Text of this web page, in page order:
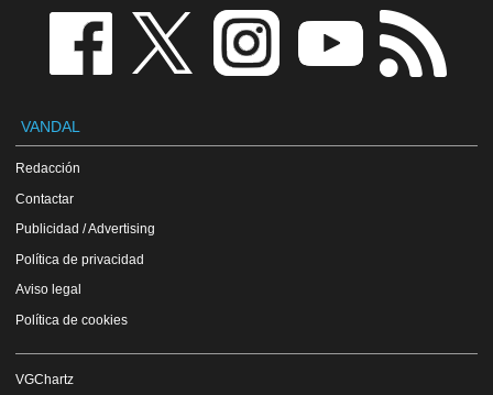
VANDAL
Redacción
Contactar
Publicidad / Advertising
Política de privacidad
Aviso legal
Política de cookies
VGChartz